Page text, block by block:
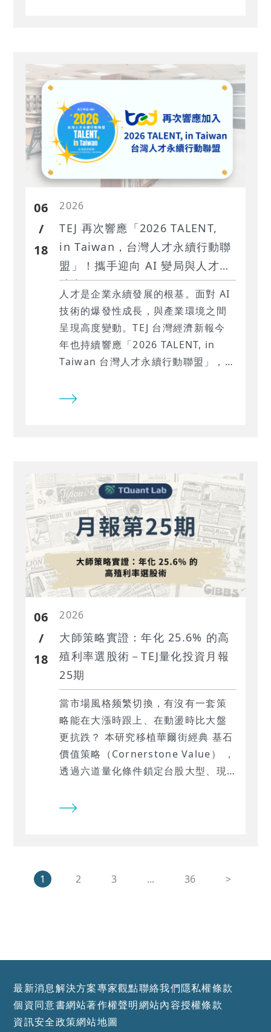
06
/
18
2026
TEJ 再次響應「2026 TALENT,
in Taiwan，台灣人才永續行動聯
盟」！攜手迎向 AI 變局與人才續
航力
人才是企業永續發展的根基。面對 AI
技術的爆發性成長，與產業環境之間
呈現高度變動。TEJ 台灣經濟新報今
年也持續響應「2026 TALENT, in
Taiwan 台灣人才永續行動聯盟」，作
們積極回應快速變遷的關鍵課題。今
06
/
18
2026
大師策略實證：年化 25.6% 的高
殖利率選股術－TEJ量化投資月報
25期
當市場風格频繁切換，有沒有一套策
略能在大漲時跟上、在動盪時比大盤
更抗跌？ 本研究移植華爾街經典 基石
價值策略（Cornerstone Value） ，
透過六道量化條件鎖定台股大型、現
TQuant Lab 實證，該策略年化報酬
穩，卻又能在扣除系統風險後創造
1 2 3 ... 36 >
最新消息解決方案專家觀點聯絡我們隱私權條款
個資同意書網站著作權聲明網站內容授權條款
資訊安全政策網站地圖